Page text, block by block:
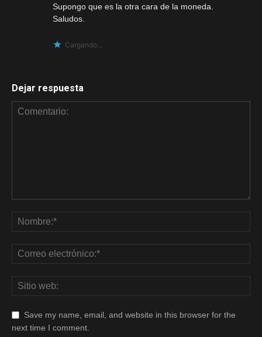
Supongo que es la otra cara de la moneda.
Saludos.
Cargando...
Dejar respuesta
Save my name, email, and website in this browser for the
next time I comment.